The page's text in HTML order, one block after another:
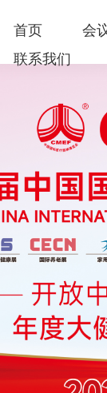
首页 会
联系我们